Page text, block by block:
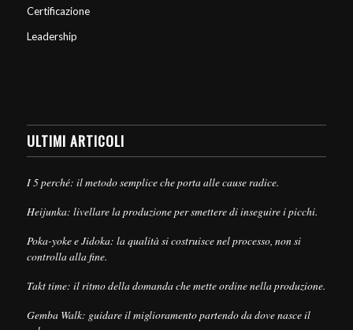
Certificazione
Leadership
ULTIMI ARTICOLI
I 5 perché: il metodo semplice che porta alle cause radice.
Heijunka: livellare la produzione per smettere di inseguire i picchi.
Poka-yoke e Jidoka: la qualità si costruisce nel processo, non si
controlla alla fine.
Takt time: il ritmo della domanda che mette ordine nella produzione.
Gemba Walk: guidare il miglioramento partendo da dove nasce il